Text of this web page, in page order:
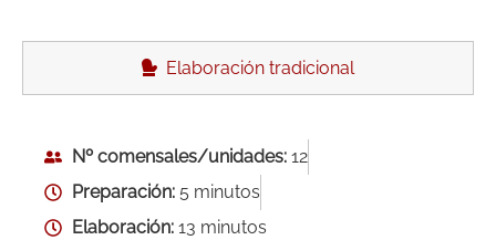
Elaboración tradicional
Nº comensales/unidades: 12
Preparación: 5 minutos
Elaboración: 13 minutos